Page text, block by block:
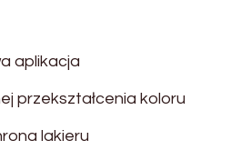
aplikacja
przekształcenia koloru
lakieru